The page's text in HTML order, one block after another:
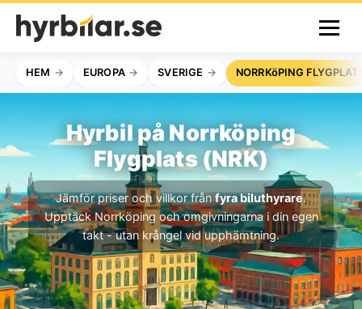
HEM EUROPA SVERIGE NORRKöPING
Hyrbil på Norrköping
Flygplats (NRK)
Jämför priser och villkor frånfyra biluthyrare.
Upptäck Norrköping och omgivningarna i din egen
takt - utan krångel vid upphämtning.